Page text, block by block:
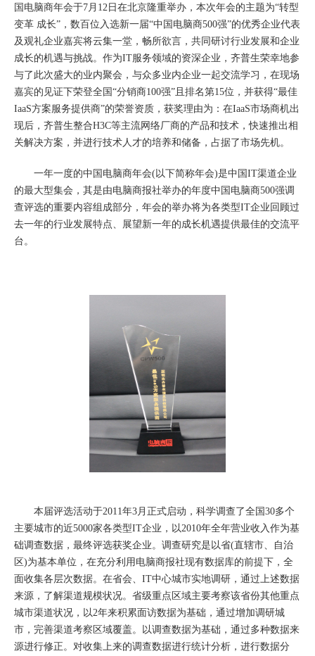
国电脑商年会于7月12日在北京隆重举办，本次年会的主题为“转型
变革 成长”，数百位入选新一届“中国电脑商500强”的优秀企业代表
及观礼企业嘉宾将云集一堂，畅所欲言，共同研讨行业发展和企业
成长的机遇与挑战。作为IT服务领域的资深企业，齐普生荣幸地参
与了此次盛大的业内聚会，与众多业内企业一起交流学习，在现场
嘉宾的见证下荣登全国“分销商100强”且排名第15位，并获得“最佳
IaaS方案服务提供商”的荣誉资质，获奖理由为：在IaaS市场商机出
现后，齐普生整合H3C等主流网络厂商的产品和技术，快速推出相
关解决方案，并进行技术人才的培养和储备，占据了市场先机。
一年一度的中国电脑商年会(以下简称年会)是中国IT渠道企业
的最大型集会，其是由电脑商报社举办的年度中国电脑商500强调
查评选的重要内容组成部分，年会的举办将为各类型IT企业回顾过
去一年的行业发展特点、展望新一年的成长机遇提供最佳的交流平
台。
本届评选活动于2011年3月正式启动，科学调查了全国30多个
主要城市的近5000家各类型IT企业，以2010年全年营业收入作为基
础调查数据，最终评选获奖企业。调查研究是以省(直辖市、自治
区)为基本单位，在充分利用电脑商报社现有数据库的前提下，全
面收集各层次数据。在省会、IT中心城市实地调研，通过上述数据
来源，了解渠道规模状况。省级重点区域主要考察该省份其他重点
城市渠道状况，以2年来积累面访数据为基础，通过增加调研城
市，完善渠道考察区域覆盖。以调查数据为基础，通过多种数据来
源进行修正。对收集上来的调查数据进行统计分析，进行数据分